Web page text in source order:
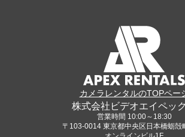
カメラレンタルのTOPペー
株式会社ビデオエイペッ
営業時間 10:00～18:30
〒103-0014 東京都中央区日本橋蛎殻